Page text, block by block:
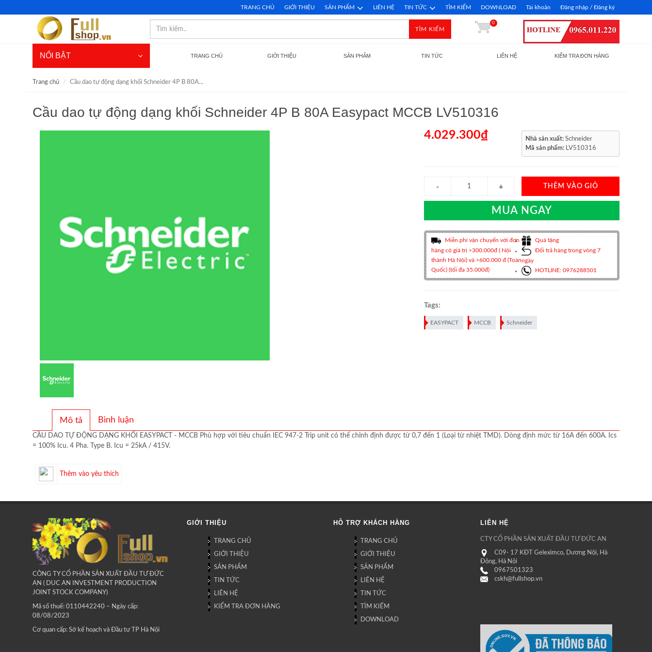
TRANG CHỦ GIỚI THIỆU SẢN PHẨM LIÊN HỆ TIN TỨC TÌM KIẾM DOWNLOAD Tài khoản Đăng nhập / Đăng ký
TÌM KIẾM
0
NỔI BẬT TRANG CHỦ GIỚI THIỆU SẢN PHẨM TIN TỨC LIÊN HỆ KIỂM TRA ĐƠN HÀNG
Trang chủ Cầu dao tự động dạng khối Schneider 4P B 80A...
Cầu dao tự động dạng khối Schneider 4P B 80A Easypact MCCB LV510316
4.029.300₫ Nhà sản xuất:Schneider
Mã sản phẩm: LV510316
THÊM VÀO GIỎ
MUA NGAY
Miễn phí vận chuyển với đơn
hàng có giá trị >300.000đ ( Nội
thành Hà Nội) và >600.000 đ (Toàn
Quốc) (tối đa 35.000đ)
Quà tặng
Đổi trả hàng trong vòng 7
ngày
HOTLINE: 0976288501
Tags:
EASYPACT MCCB Schneider
Mô tả Bình luận
CẦU DAO TỰ ĐỘNG DẠNG KHỐI EASYPACT - MCCB Phù hợp với tiêu chuẩn IEC 947-2 Trip unit có thể chỉnh định được từ 0,7 đến 1 (Loại từ nhiệt TMD). Dòng định mức từ 16A đến 600A. Ics
= 100% Icu. 4 Pha. Type B. Icu = 25kA / 415V.
Thêm vào yêu thích
CÔNG TY CỔ PHẦN SẢN XUẤT ĐẦU TƯ ĐỨC
AN ( DUC AN INVESTMENT PRODUCTION
JOINT STOCK COMPANY)
Mã số thuế: 0110442240 – Ngày cấp:
08/08/2023
Cơ quan cấp: Sở kế hoạch và Đầu tư TP Hà Nội
GIỚI THIỆU
TRANG CHỦ
GIỚI THIỆU
SẢN PHẨM
TIN TỨC
LIÊN HỆ
KIỂM TRA ĐƠN HÀNG
HỖ TRỢ KHÁCH HÀNG
TRANG CHỦ
GIỚI THIỆU
SẢN PHẨM
LIÊN HỆ
TIN TỨC
TÌM KIẾM
DOWNLOAD
LIÊN HỆ
CTY CỔ PHẦN SẢN XUẤT ĐẦU TƯ ĐỨC AN
C09- 17 KĐT Geleximco, Dương Nội, Hà
Đông, Hà Nội
0967501323
cskh@fullshop.vn